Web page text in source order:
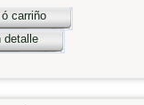
carriño
detalle